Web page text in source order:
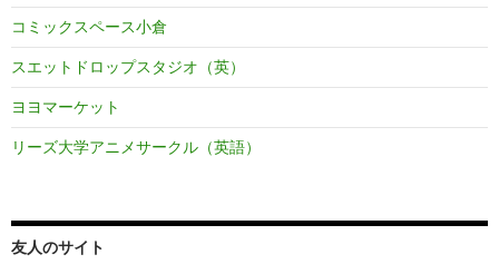
コミックスペース小倉
スエットドロップスタジオ（英）
ヨヨマーケット
リーズ大学アニメサークル（英語）
友人のサイト